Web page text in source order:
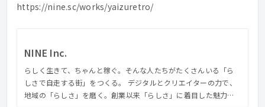
https://nine.sc/works/yaizuretro/
NINE Inc.
らしく生きて、ちゃんと稼ぐ。そんな人たちがたくさんいる「ら
しさで自走する街」をつくる。 デジタルとクリエイターの力で、
地域の「らしさ」を磨く。創業以来「らしさ」に着目した魅力的